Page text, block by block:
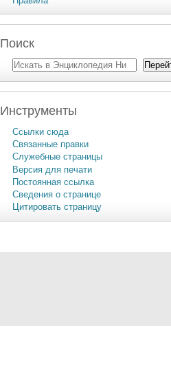
Поиск
Инструменты
Ссылки сюда
Связанные правки
Служебные страницы
Версия для печати
Постоянная ссылка
Сведения о странице
Цитировать страницу